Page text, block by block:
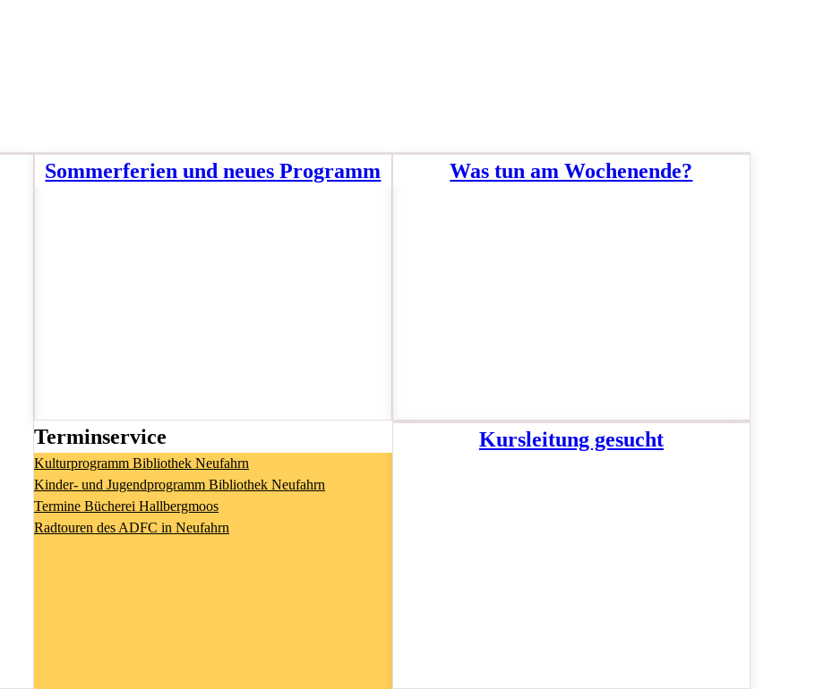
Sommerferien und neues Programm Was tun am Wochenende?
Terminservice
Kulturprogramm Bibliothek Neufahrn
Kinder- und Jugendprogramm Bibliothek Neufahrn
Termine Bücherei Hallbergmoos
Radtouren des ADFC in Neufahrn
Kursleitung gesucht